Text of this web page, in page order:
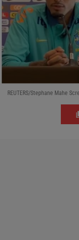
REUTERS/Stephane Mahe